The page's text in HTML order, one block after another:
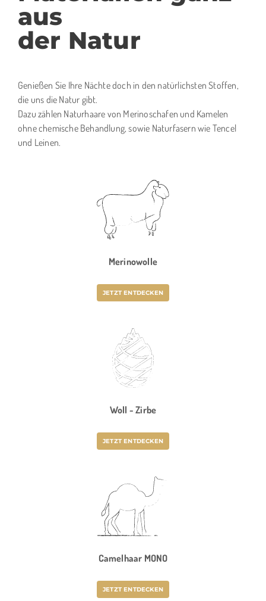
aus
der Natur
Genießen Sie Ihre Nächte doch in den natürlichsten Stoffen,
die uns die Natur gibt.
Dazu zählen Naturhaare von Merinoschafen und Kamelen
ohne chemische Behandlung, sowie Naturfasern wie Tencel
und Leinen.
Merinowolle
JETZT ENTDECKEN
Woll - Zirbe
JETZT ENTDECKEN
Camelhaar MONO
JETZT ENTDECKEN